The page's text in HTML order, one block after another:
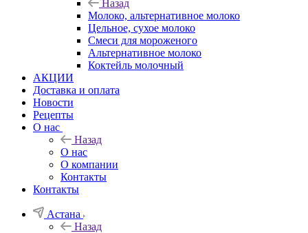
Назад
Молоко, альтернативное молоко
Цельное, сухое молоко
Смеси для мороженого
Альтернативное молоко
Коктейль молочный
АКЦИИ
Доставка и оплата
Новости
Рецепты
О нас
Назад
О нас
О компании
Контакты
Контакты
Астана
Назад